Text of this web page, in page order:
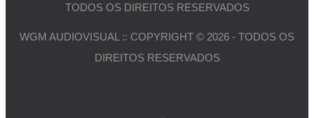
TODOS OS DIREITOS RESERVADOS
WGM AUDIOVISUAL :: COPYRIGHT © 2026 - TODOS OS
DIREITOS RESERVADOS